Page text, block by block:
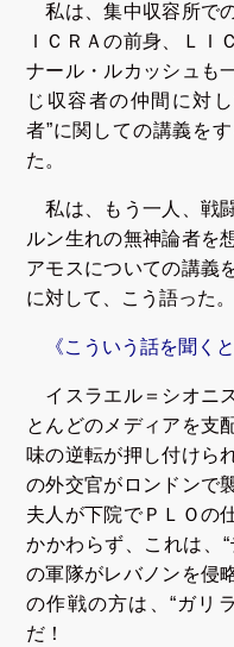
私は、集中収容所で
ＩＣＲＡの前身、ＬＩ
ナール・ルカッシュも
じ収容者の仲間に対
者”に関しての講義を
た。
私は、もう一人、戦
ルン生れの無神論者を
アモスについての講義
に対して、こう語った。
《こういう話を聞く
イスラエル＝シオニ
とんどのメディアを支
味の逆転が押し付けら
の外交官がロンドンで
夫人が下院でＰＬＯの
かかわらず、これは、
の軍隊がレバノンを侵
の作戦の方は、“ガリ
だ！